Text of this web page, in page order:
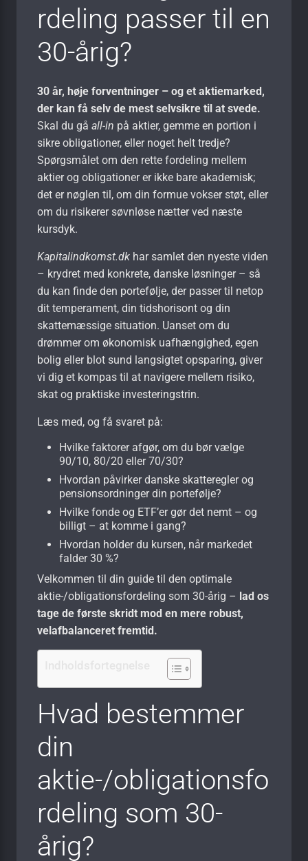
rdeling passer til en
30-årig?
30 år, høje forventninger – og et aktiemarked,
der kan få selv de mest selvsikre til at svede.
Skal du gå all-in på aktier, gemme en portion i
sikre obligationer, eller noget helt tredje?
Spørgsmålet om den rette fordeling mellem
aktier og obligationer er ikke bare akademisk;
det er nøglen til, om din formue vokser støt, eller
om du risikerer søvnløse nætter ved næste
kursdyk.
Kapitalindkomst.dk har samlet den nyeste viden
– krydret med konkrete, danske løsninger – så
du kan finde den portefølje, der passer til netop
dit temperament, din tidshorisont og din
skattemæssige situation. Uanset om du
drømmer om økonomisk uafhængighed, egen
bolig eller blot sund langsigtet opsparing, giver
vi dig et kompas til at navigere mellem risiko,
skat og praktiske investeringstrin.
Læs med, og få svaret på:
Hvilke faktorer afgør, om du bør vælge
90/10, 80/20 eller 70/30?
Hvordan påvirker danske skatteregler og
pensionsordninger din portefølje?
Hvilke fonde og ETF’er gør det nemt – og
billigt – at komme i gang?
Hvordan holder du kursen, når markedet
falder 30 %?
Velkommen til din guide til den optimale
aktie-/obligationsfordeling som 30-årig – lad os
tage de første skridt mod en mere robust,
velafbalanceret fremtid.
Hvad bestemmer
din
aktie-/obligationsfo
rdeling som 30-
årig?